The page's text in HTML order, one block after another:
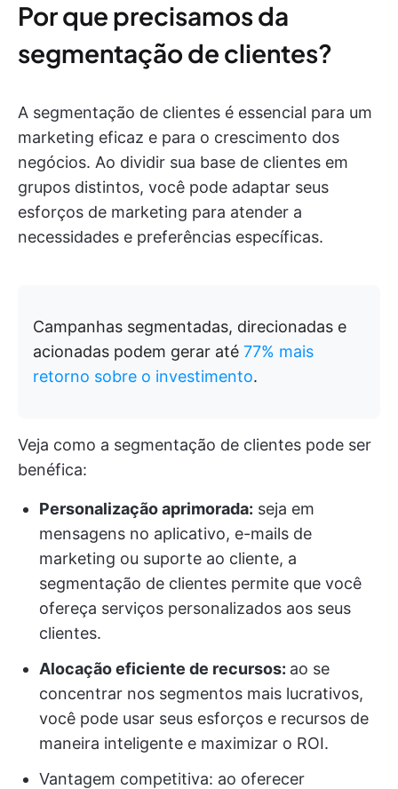
Por que precisamos da
segmentação de clientes?
A segmentação de clientes é essencial para um
marketing eficaz e para o crescimento dos
negócios. Ao dividir sua base de clientes em
grupos distintos, você pode adaptar seus
esforços de marketing para atender a
necessidades e preferências específicas.
Campanhas segmentadas, direcionadas e
acionadas podem gerar até 77% mais
retorno sobre o investimento.
Veja como a segmentação de clientes pode ser
benéfica:
Personalização aprimorada: seja em
mensagens no aplicativo, e-mails de
marketing ou suporte ao cliente, a
segmentação de clientes permite que você
ofereça serviços personalizados aos seus
clientes.
Alocação eficiente de recursos: ao se
concentrar nos segmentos mais lucrativos,
você pode usar seus esforços e recursos de
maneira inteligente e maximizar o ROI.
Vantagem competitiva: ao oferecer